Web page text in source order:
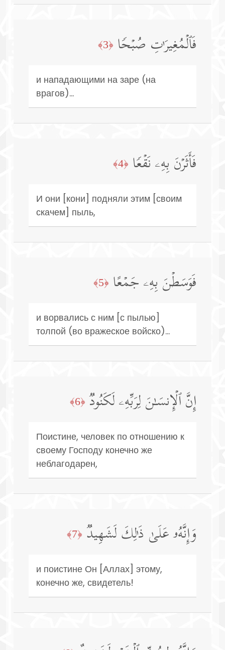
فَٱلۡمُغِیرَ ٰ⁠تِ صُبۡحࣰا ﴿3﴾
и нападающими на заре (на
врагов)...
فَأَثَرۡنَ بِهِۦ نَقۡعࣰا ﴿4﴾
И они [кони] подняли этим [своим
скачем] пыль,
فَوَسَطۡنَ بِهِۦ جَمۡعًا ﴿5﴾
и ворвались с ним [с пылью]
толпой (во вражеское войско)...
إِنَّ ٱلۡإِنسَـٰنَ لِرَبِّهِۦ لَكَنُودࣱ ﴿6﴾
Поистине, человек по отношению к
своему Господу конечно же
неблагодарен,
وَإِنَّهُۥ عَلَىٰ ذَ ٰ⁠لِكَ لَشَهِیدࣱ ﴿7﴾
и поистине Он [Аллах] этому,
конечно же, свидетель!